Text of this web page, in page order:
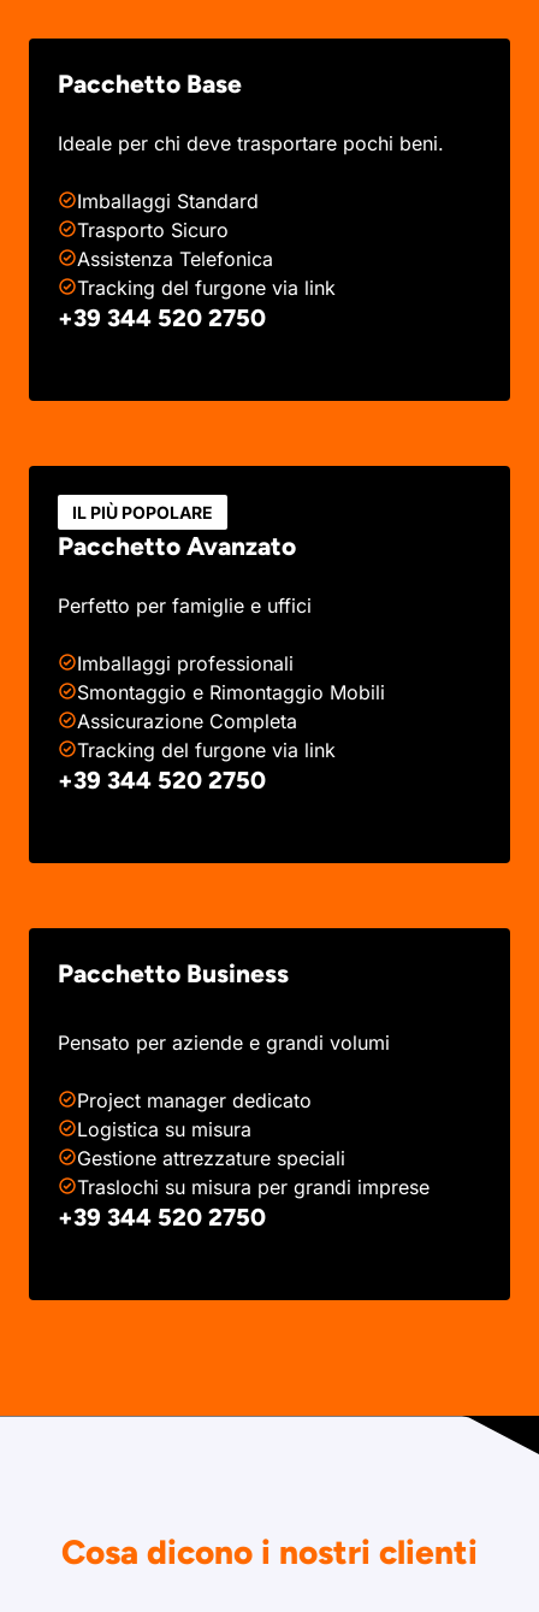
Pacchetto Base
Ideale per chi deve trasportare pochi beni.
Imballaggi Standard
Trasporto Sicuro
Assistenza Telefonica
Tracking del furgone via link
+39 344 520 2750
IL PIÙ POPOLARE
Pacchetto Avanzato
Perfetto per famiglie e uffici
Imballaggi professionali
Smontaggio e Rimontaggio Mobili
Assicurazione Completa
Tracking del furgone via link
+39 344 520 2750
Pacchetto Business
Pensato per aziende e grandi volumi
Project manager dedicato
Logistica su misura
Gestione attrezzature speciali
Traslochi su misura per grandi imprese
+39 344 520 2750
Cosa dicono i nostri clienti